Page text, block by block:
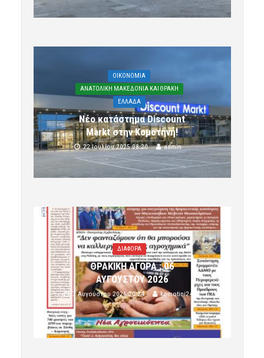
OIKONOMIA
ΑΝΑΤΟΛΙΚΗ ΜΑΚΕΔΟΝΙΑ ΚΑΙ ΘΡΑΚΗ
ΕΛΛΑΔΑ
Νέο κατάστημα Discount
Markt στην Κομοτηνή!
22 Ιουλίου 2025 08:20 admin
ΔΙΑΦΟΡΑ
ΘΡΑΚΙΚΗ ΑΓΟΡΑ : 06
ΑΥΓΟΥΣΤΟΥ 2026
7 Αυγούστου 2026 20:24 komotini24